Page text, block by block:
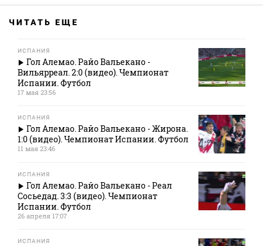
ЧИТАТЬ ЕЩЕ
ИСПАНИЯ
Гол Алемао. Райо Вальекано -
Вильярреал. 2:0 (видео). Чемпионат
Испании. Футбол
17 мая 23:56
ИСПАНИЯ
Гол Алемао. Райо Вальекано - Жирона.
1:0 (видео). Чемпионат Испании. Футбол
11 мая 23:46
ИСПАНИЯ
Гол Алемао. Райо Вальекано - Реал
Сосьедад. 3:3 (видео). Чемпионат
Испании. Футбол
26 апреля 17:07
ИСПАНИЯ